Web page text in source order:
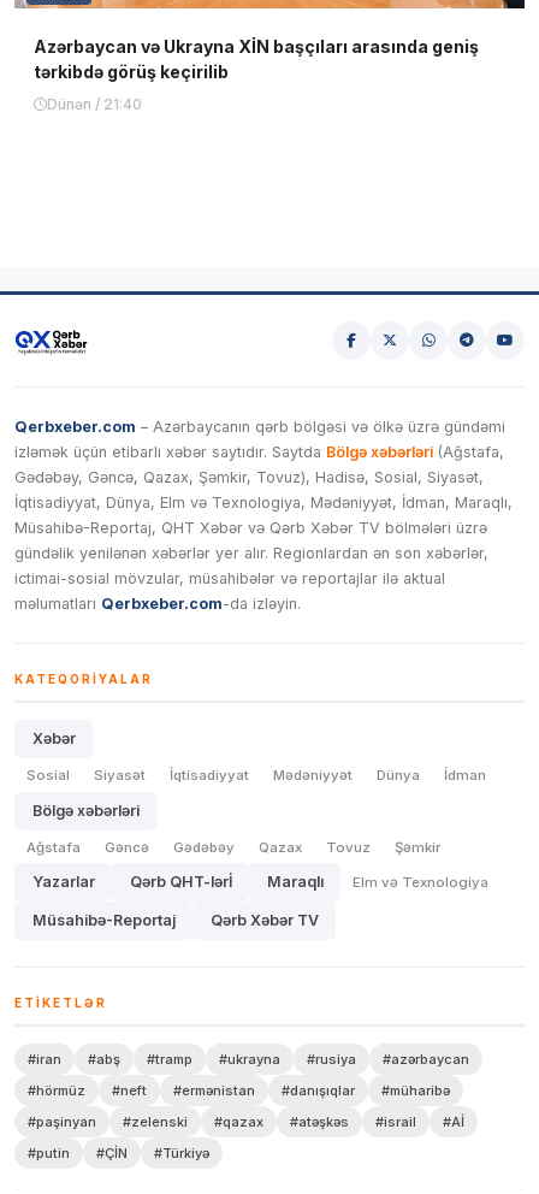
Azərbaycan və Ukrayna XİN başçıları arasında geniş
tərkibdə görüş keçirilib
Dünən / 21:40
Qerbxeber.com – Azərbaycanın qərb bölgəsi və ölkə üzrə gündəmi
izləmək üçün etibarlı xəbər saytıdır. Saytda Bölgə xəbərləri (Ağstafa,
Gədəbəy, Gəncə, Qazax, Şəmkir, Tovuz), Hadisə, Sosial, Siyasət,
İqtisadiyyat, Dünya, Elm və Texnologiya, Mədəniyyət, İdman, Maraqlı,
Müsahibə-Reportaj, QHT Xəbər və Qərb Xəbər TV bölmələri üzrə
gündəlik yenilənən xəbərlər yer alır. Regionlardan ən son xəbərlər,
ictimai-sosial mövzular, müsahibələr və reportajlar ilə aktual
məlumatları Qerbxeber.com-da izləyin.
KATEQORIYALAR
Xəbər
Sosial Siyasət İqtisadiyyat Mədəniyyət Dünya İdman
Bölgə xəbərləri
Ağstafa Gəncə Gədəbəy Qazax Tovuz Şəmkir
Yazarlar Qərb QHT-lərİ Maraqlı Elm və Texnologiya
Müsahibə-Reportaj Qərb Xəbər TV
ETIKETLƏR
#iran #abş #tramp #ukrayna #rusiya
#azərbaycan
#hörmüz
#neft #ermənistan #danışıqlar
#müharibə
#paşinyan
#zelenski #qazax #atəşkəs #israil
#Aİ
#putin
#ÇİN #Türkiyə